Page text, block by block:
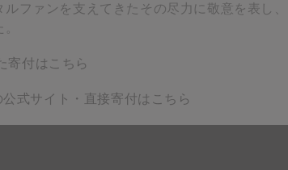
ファンを支えてきたその尽力に敬意を表し、
寄付はこちら
公式サイト・直接寄付はこちら